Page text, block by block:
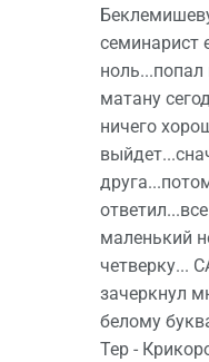
семинарист
матану
ничего
маленький
четверку...
зачеркнул
белому
Тер -